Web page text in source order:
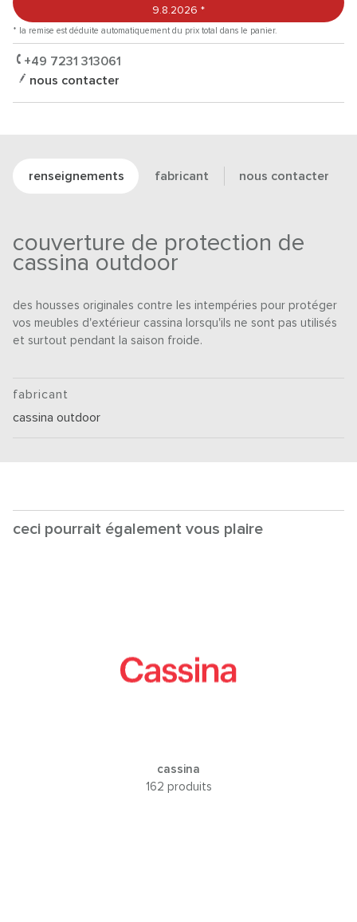
9.8.2026 *
* la remise est déduite automatiquement du prix total dans le panier.
+49 7231 313061
nous contacter
renseignements fabricant nous contacter
couverture de protection de
cassina outdoor
des housses originales contre les intempéries pour protéger
vos meubles d'extérieur cassina lorsqu'ils ne sont pas utilisés
et surtout pendant la saison froide.
fabricant
cassina outdoor
ceci pourrait également vous plaire
cassina
162 produits